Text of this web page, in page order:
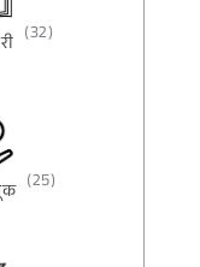
(32)
(25)